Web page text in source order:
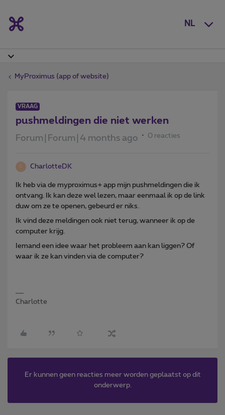
NL
MyProximus (app of website)
VRAAG
pushmeldingen die niet werken
Forum|Forum|4 months ago 0 reacties
C CharlotteDK
Ik heb via de myproximus+ app mijn pushmeldingen die ik
ontvang. Ik kan deze wel lezen, maar eenmaal ik op de link
duw om ze te openen, gebeurd er niks.
Ik vind deze meldingen ook niet terug, wanneer ik op de
computer krijg.
Iemand een idee waar het probleem aan kan liggen? Of
waar ik ze kan vinden via de computer?
Charlotte
Er kunnen geen reacties meer worden geplaatst op dit
onderwerp.